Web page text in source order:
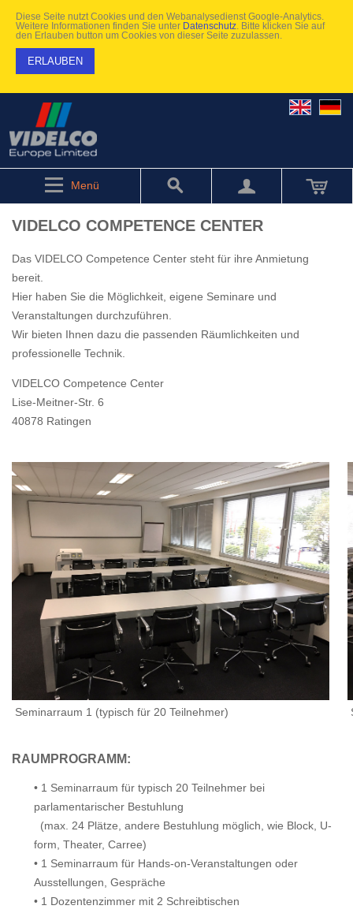
Diese Seite nutzt Cookies und den Webanalysedienst Google-Analytics.
Weitere Informationen finden Sie unter Datenschutz . Bitte klicken Sie auf
den Erlauben button um Cookies von dieser Seite zuzulassen.
ERLAUBEN
Menü
VIDELCO COMPETENCE CENTER
Das VIDELCO Competence Center steht für ihre Anmietung
bereit.
Hier haben Sie die Möglichkeit, eigene Seminare und
Veranstaltungen durchzuführen.
Wir bieten Ihnen dazu die passenden Räumlichkeiten und
professionelle Technik.
VIDELCO Competence Center
Lise-Meitner-Str. 6
40878 Ratingen
Seminarraum 1 (typisch für 20 Teilnehmer)
RAUMPROGRAMM:
• 1 Seminarraum für typisch 20 Teilnehmer bei
parlamentarischer Bestuhlung
(max. 24 Plätze, andere Bestuhlung möglich, wie Block, U-
form, Theater, Carree)
• 1 Seminarraum für Hands-on-Veranstaltungen oder
Ausstellungen, Gespräche
• 1 Dozentenzimmer mit 2 Schreibtischen